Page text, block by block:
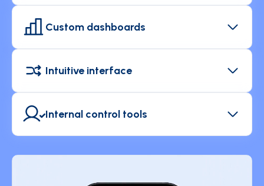
automatically scan your receipts from the app.
Custom dashboards
Intuitive interface
the expense management platform.
Internal control tools